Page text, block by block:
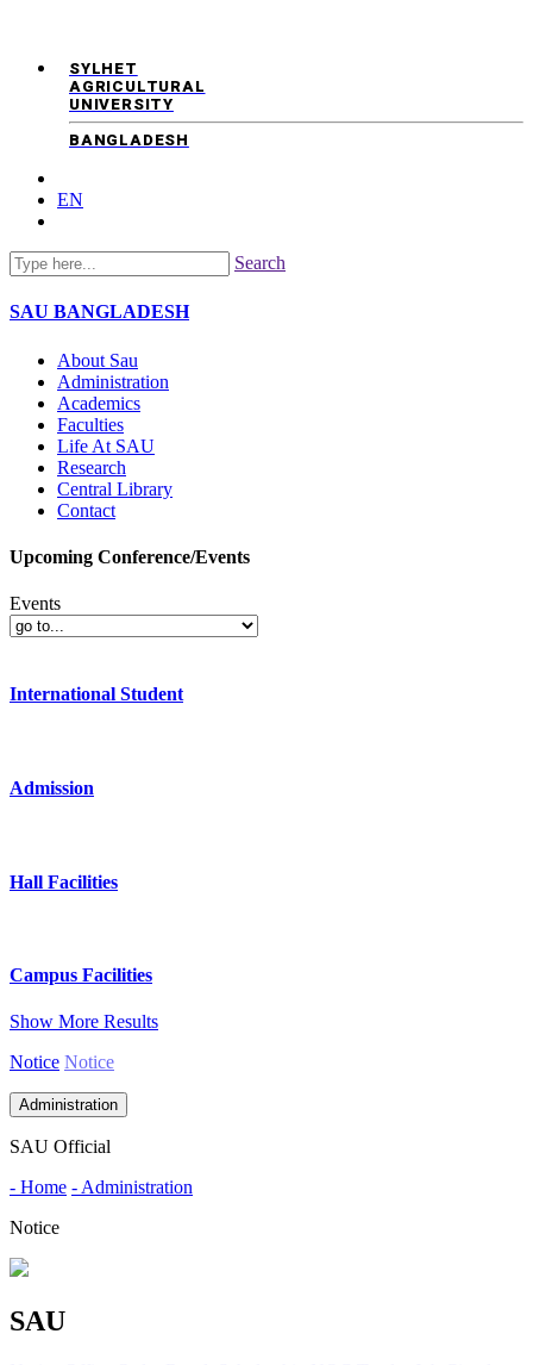
SYLHET
AGRICULTURAL
UNIVERSITY
BANGLADESH
EN
Search
SAU BANGLADESH
About Sau
Administration
Academics
Faculties
Life At SAU
Research
Central Library
Contact
Upcoming Conference/Events
Events
International Student
Admission
Hall Facilities
Campus Facilities
Show More Results
Notice Notice
Administration
SAU Official
- Home - Administration
Notice
SAU